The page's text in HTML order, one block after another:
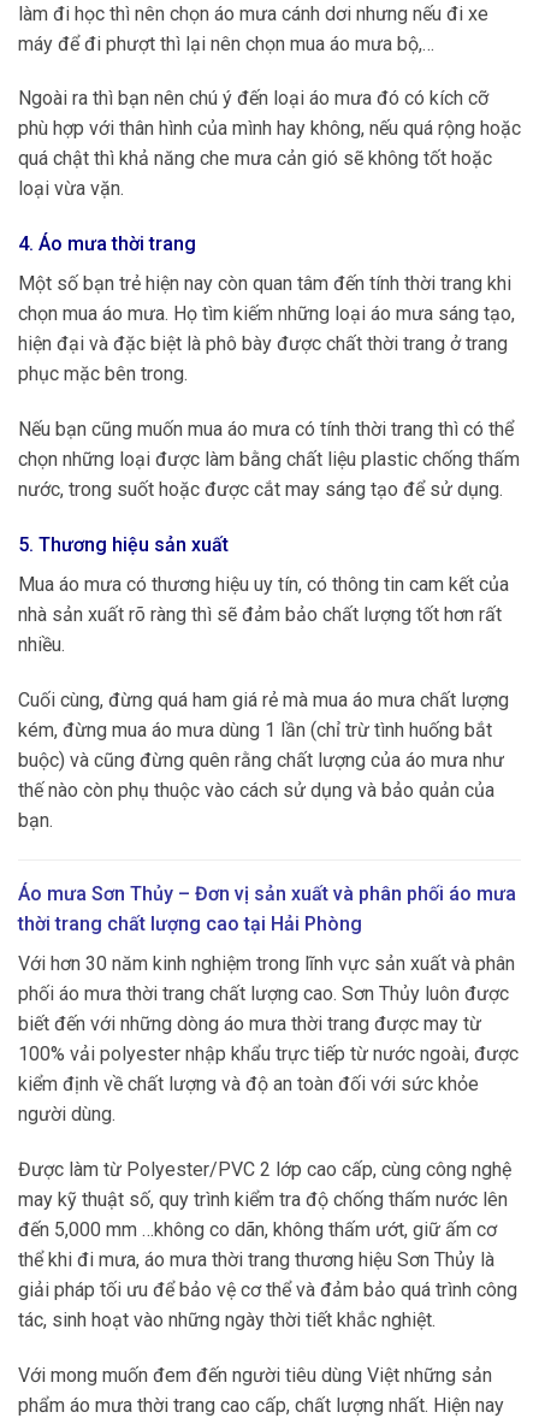
làm đi học thì nên chọn áo mưa cánh dơi nhưng nếu đi xe
máy để đi phượt thì lại nên chọn mua áo mưa bộ,…
Ngoài ra thì bạn nên chú ý đến loại áo mưa đó có kích cỡ
phù hợp với thân hình của mình hay không, nếu quá rộng hoặc
quá chật thì khả năng che mưa cản gió sẽ không tốt hoặc
loại vừa vặn.
4. Áo mưa thời trang
Một số bạn trẻ hiện nay còn quan tâm đến tính thời trang khi
chọn mua áo mưa. Họ tìm kiếm những loại áo mưa sáng tạo,
hiện đại và đặc biệt là phô bày được chất thời trang ở trang
phục mặc bên trong.
Nếu bạn cũng muốn mua áo mưa có tính thời trang thì có thể
chọn những loại được làm bằng chất liệu plastic chống thấm
nước, trong suốt hoặc được cắt may sáng tạo để sử dụng.
5. Thương hiệu sản xuất
Mua áo mưa có thương hiệu uy tín, có thông tin cam kết của
nhà sản xuất rõ ràng thì sẽ đảm bảo chất lượng tốt hơn rất
nhiều.
Cuối cùng, đừng quá ham giá rẻ mà mua áo mưa chất lượng
kém, đừng mua áo mưa dùng 1 lần (chỉ trừ tình huống bắt
buộc) và cũng đừng quên rằng chất lượng của áo mưa như
thế nào còn phụ thuộc vào cách sử dụng và bảo quản của
bạn.
Áo mưa Sơn Thủy – Đơn vị sản xuất và phân phối áo mưa
thời trang chất lượng cao tại Hải Phòng
Với hơn 30 năm kinh nghiệm trong lĩnh vực sản xuất và phân
phối áo mưa thời trang chất lượng cao. Sơn Thủy luôn được
biết đến với những dòng áo mưa thời trang được may từ
100% vải polyester nhập khẩu trực tiếp từ nước ngoài, được
kiểm định về chất lượng và độ an toàn đối với sức khỏe
người dùng.
Được làm từ Polyester/PVC 2 lớp cao cấp, cùng công nghệ
may kỹ thuật số, quy trình kiểm tra độ chống thấm nước lên
đến 5,000 mm …không co dãn, không thấm ướt, giữ ấm cơ
thể khi đi mưa, áo mưa thời trang thương hiệu Sơn Thủy là
giải pháp tối ưu để bảo vệ cơ thể và đảm bảo quá trình công
tác, sinh hoạt vào những ngày thời tiết khắc nghiệt.
Với mong muốn đem đến người tiêu dùng Việt những sản
phẩm áo mưa thời trang cao cấp, chất lượng nhất. Hiện nay